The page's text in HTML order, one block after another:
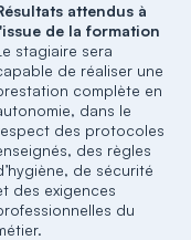
attendus à
de la formation
stagiaire sera
de réaliser une
complète en
dans le
des protocoles
des règles
de sécurité
des exigences
du